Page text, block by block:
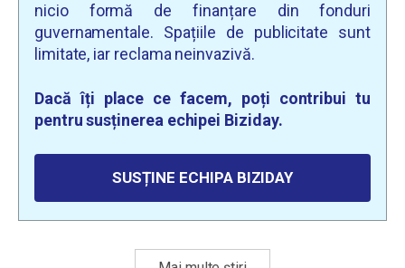
nicio formă de finanțare din fonduri
guvernamentale. Spațiile de publicitate sunt
limitate, iar reclama neinvazivă.
Dacă îți place ce facem, poți contribui tu
pentru susținerea echipei Biziday.
SUSȚINE ECHIPA BIZIDAY